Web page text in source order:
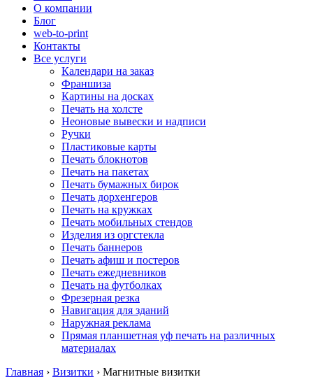
О компании
Блог
web-to-print
Контакты
Все услуги
Календари на заказ
Франшиза
Картины на досках
Печать на холсте
Неоновые вывески и надписи
Ручки
Пластиковые карты
Печать блокнотов
Печать на пакетах
Печать бумажных бирок
Печать дорхенгеров
Печать на кружках
Печать мобильных стендов
Изделия из оргстекла
Печать баннеров
Печать афиш и постеров
Печать ежедневников
Печать на футболках
Фрезерная резка
Навигация для зданий
Наружная реклама
Прямая планшетная уф печать на различных
материалах
Главная › Визитки › Магнитные визитки